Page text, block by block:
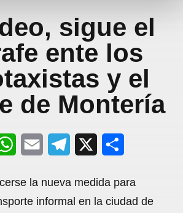
sigue el
ente los
y el
de Montería
W
a a l a
la nueva medida para
informal en la ciudad de